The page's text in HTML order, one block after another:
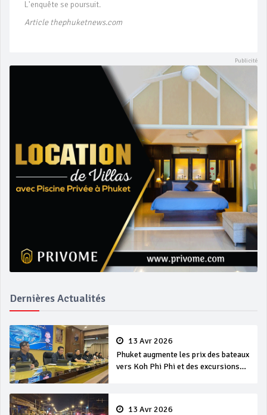
L'enquête se poursuit.
Article thephuketnews.com
Dernières Actualités
13 Avr 2026
Phuket augmente les prix des bateaux
vers Koh Phi Phi et des excursions
13 Avr 2026